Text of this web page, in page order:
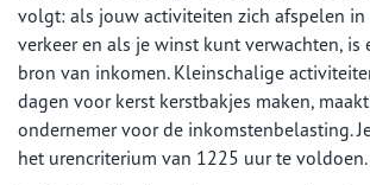
volgt: als jouw activiteiten zich afspelen in
verkeer en als je winst kunt verwachten, is
bron van inkomen. Kleinschalige
dagen voor kerst kerstbakjes maken,
ondernemer voor de inkomstenbelasting.
het urencriterium van 1225 uur te voldoen.